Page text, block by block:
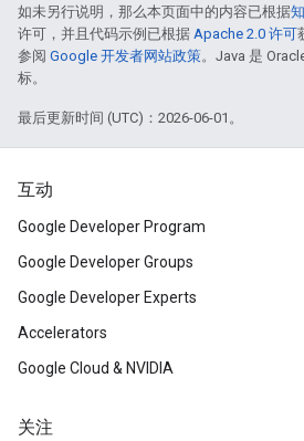
如未另行说明，那么本页面中的内容已根据
许可，并且代码示例已根据 Apache 2.0 许可
参阅 Google 开发者网站政策。Java 是
标。
最后更新时间 (UTC)：2026-06-01。
互动
Google Developer Program
Google Developer Groups
Google Developer Experts
Accelerators
Google Cloud & NVIDIA
关注